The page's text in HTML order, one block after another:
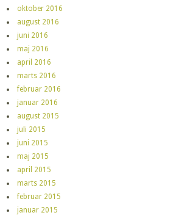
oktober 2016
august 2016
juni 2016
maj 2016
april 2016
marts 2016
februar 2016
januar 2016
august 2015
juli 2015
juni 2015
maj 2015
april 2015
marts 2015
februar 2015
januar 2015